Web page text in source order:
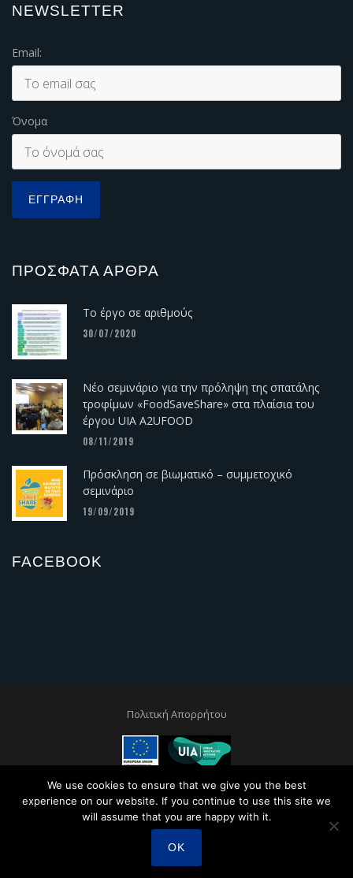
NEWSLETTER
Email:
Όνομα
ΠΡΌΣΦΑΤΑ ΆΡΘΡΑ
Το έργο σε αριθμούς
30/07/2020
Νέο σεμινάριο για την πρόληψη της σπατάλης
τροφίμων «FoodSaveShare» στα πλαίσια του
έργου UIA A2UFOOD
08/11/2019
Πρόσκληση σε βιωματικό – συμμετοχικό
σεμινάριο
19/09/2019
FACEBOOK
Πολιτική Απορρήτου
This project is co-financed by the European Regional and Development
Fund through the Urban Innovative Actions Initiative
We use cookies to ensure that we give you the best
experience on our website. If you continue to use this site we
will assume that you are happy with it.
OK